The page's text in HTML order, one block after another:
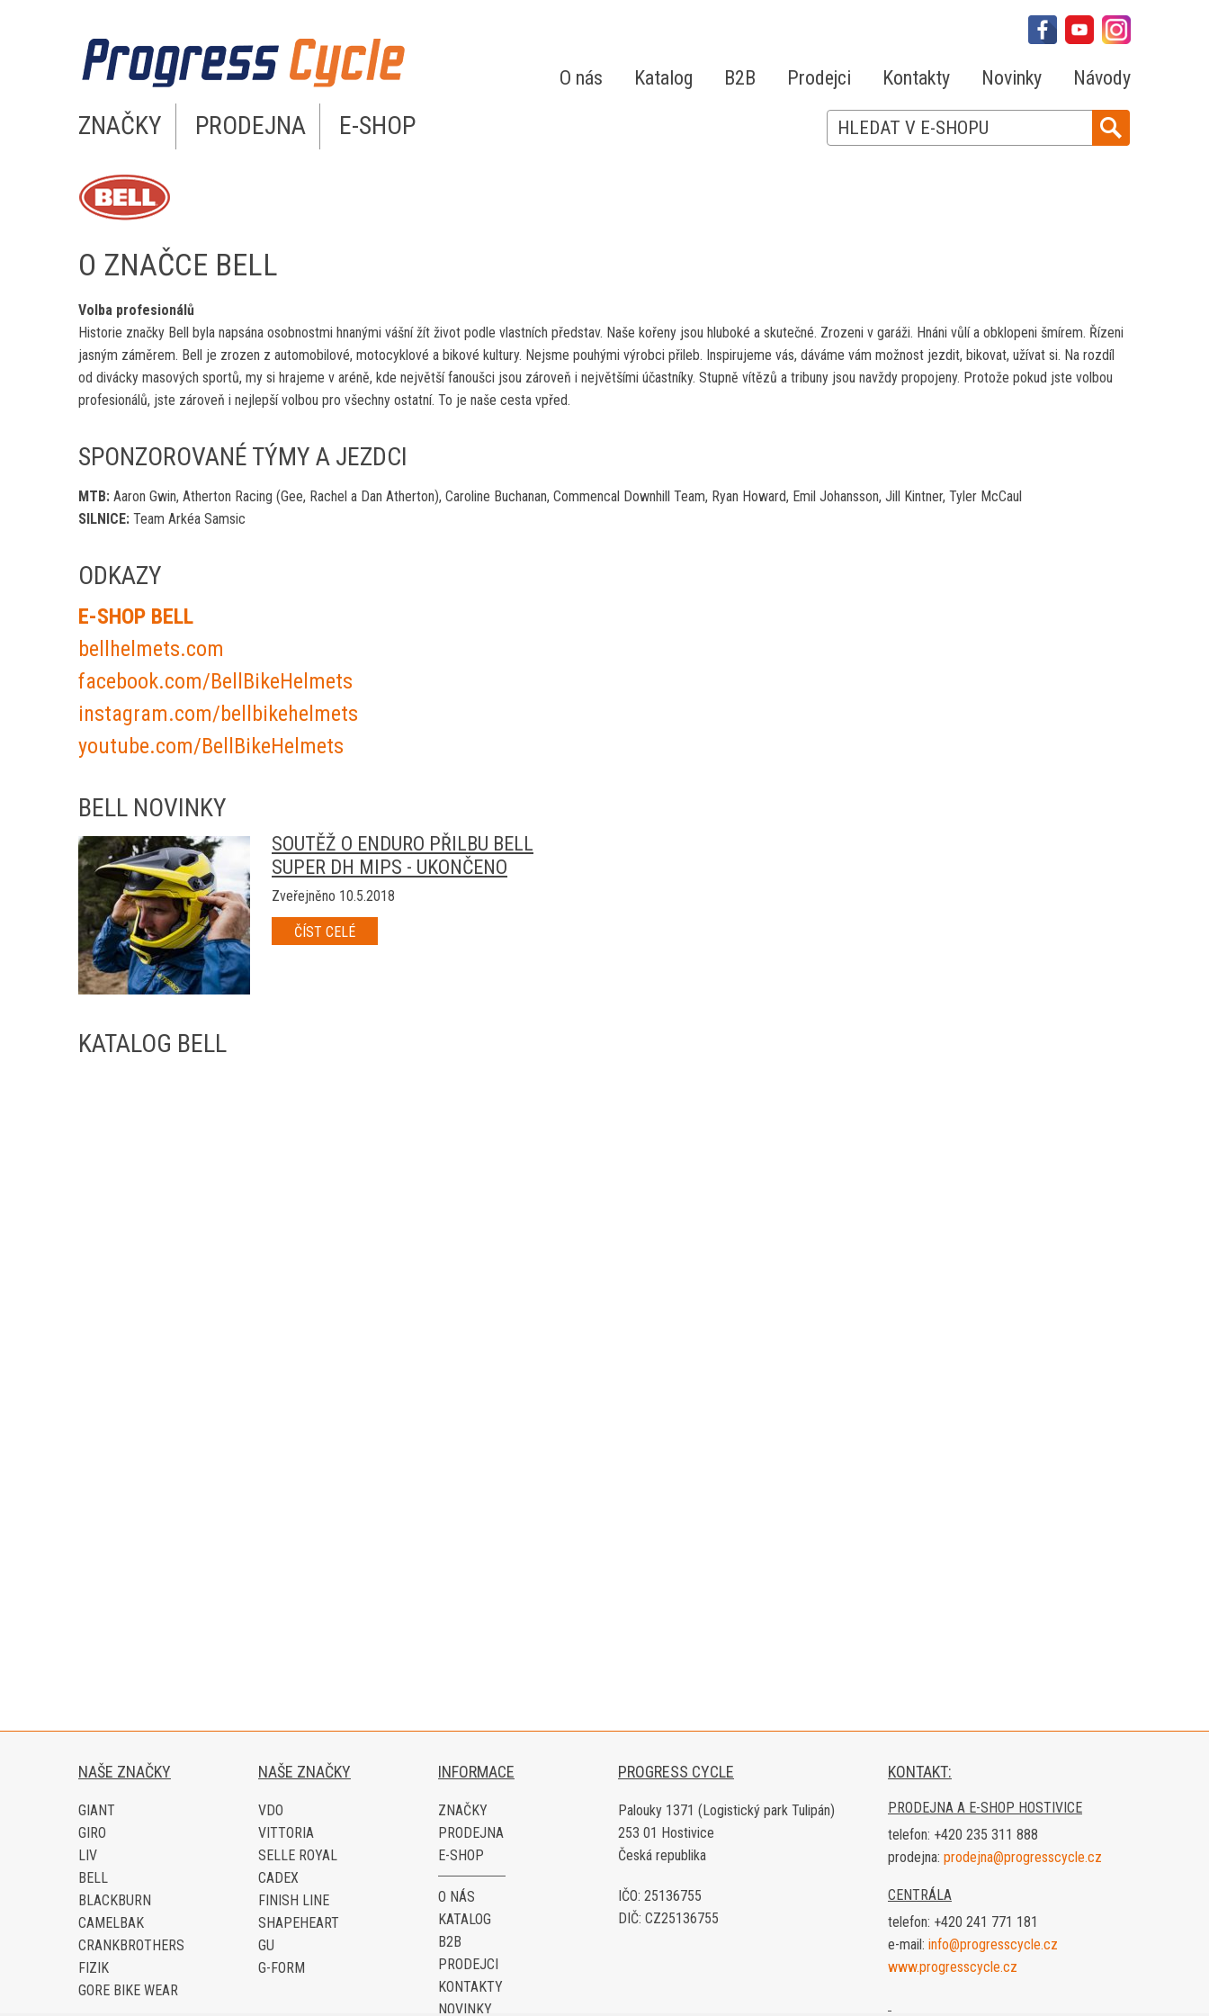
PROGRESS CYCLE
O nás Katalog B2B Prodejci Kontakty Novinky Návody
ZNAČKY PRODEJNA E-SHOP
O ZNAČCE BELL
Volba profesionálů
Historie značky Bell byla napsána osobnostmi hnanými vášní žít život podle vlastních představ. Naše kořeny jsou hluboké a skutečné. Zrozeni v garáži. Hnáni vůlí a obklopeni šmírem. Řízeni
jasným záměrem. Bell je zrozen z automobilové, motocyklové a bikové kultury. Nejsme pouhými výrobci přileb. Inspirujeme vás, dáváme vám možnost jezdit, bikovat, užívat si. Na rozdíl
od divácky masových sportů, my si hrajeme v aréně, kde největší fanoušci jsou zároveň i největšími účastníky. Stupně vítězů a tribuny jsou navždy propojeny. Protože pokud jste volbou
profesionálů, jste zároveň i nejlepší volbou pro všechny ostatní. To je naše cesta vpřed.
SPONZOROVANÉ TÝMY A JEZDCI
MTB: Aaron Gwin, Atherton Racing (Gee, Rachel a Dan Atherton), Caroline Buchanan, Commencal Downhill Team, Ryan Howard, Emil Johansson, Jill Kintner, Tyler McCaul
SILNICE: Team Arkéa Samsic
ODKAZY
E-SHOP BELL
bellhelmets.com​
facebook.com/BellBikeHelmets
instagram.com/bellbikehelmets
youtube.com/BellBikeHelmets
BELL NOVINKY
SOUTĚŽ O ENDURO PŘILBU BELL
SUPER DH MIPS - UKONČENO
Zveřejněno 10.5.2018
ČÍST CELÉ
KATALOG BELL
NAŠE ZNAČKY
GIANT
GIRO
LIV
BELL
BLACKBURN
CAMELBAK
CRANKBROTHERS
FIZIK
GORE BIKE WEAR
NAŠE ZNAČKY
VDO
VITTORIA
SELLE ROYAL
CADEX
FINISH LINE
SHAPEHEART
GU
G-FORM
INFORMACE
ZNAČKY
PRODEJNA
E-SHOP
O NÁS
KATALOG
B2B
PRODEJCI
KONTAKTY
NOVINKY
PROGRESS CYCLE
Palouky 1371 (Logistický park Tulipán)
253 01 Hostivice
Česká republika
IČO: 25136755
DIČ: CZ25136755
KONTAKT:
PRODEJNA A E-SHOP HOSTIVICE
telefon: +420 235 311 888
prodejna: prodejna@progresscycle.cz
CENTRÁLA
telefon: +420 241 771 181
e-mail: info@progresscycle.cz
www.progresscycle.cz